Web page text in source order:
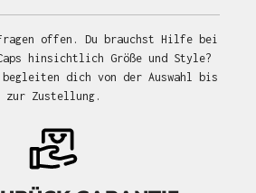
offen. Du brauchst Hilfe bei
hinsichtlich Größe und Style?
dich von der Auswahl bis
zur Zustellung.